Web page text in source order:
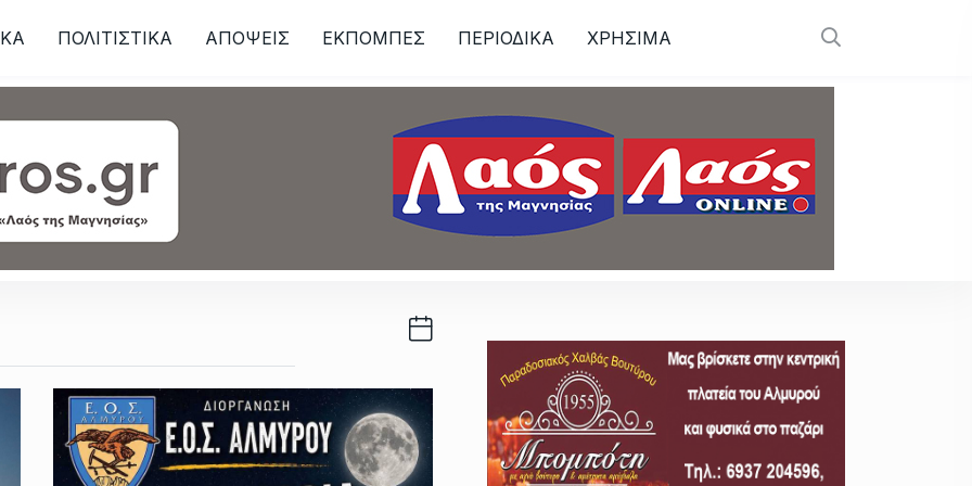
ΠΟΛΙΤΙΣΤΙΚΑ ΑΠΟΨΕΙΣ ΕΚΠΟΜΠΕΣ ΠΕΡΙΟΔΙΚΑ ΧΡΗΣΙΜΑ